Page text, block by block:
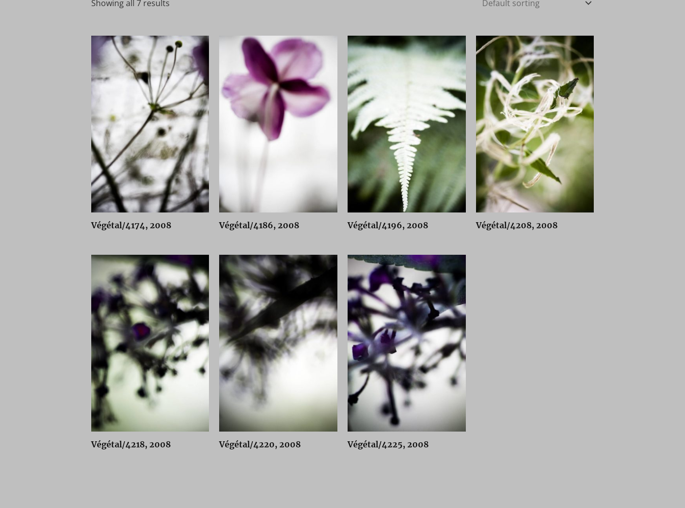
Showing all 7 results
Végétal/4174, 2008 Végétal/4186, 2008 Végétal/4196, 2008 Végétal/4208, 2008
Végétal/4218, 2008 Végétal/4220, 2008 Végétal/4225, 2008